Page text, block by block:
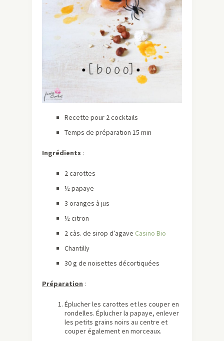
Recette pour 2 cocktails
Temps de préparation 15 min
Ingrédients :
2 carottes
½ papaye
3 oranges à jus
½ citron
2 càs. de sirop d’agave Casino Bio
Chantilly
30 g de noisettes décortiquées
Préparation :
Éplucher les carottes et les couper en
rondelles. Éplucher la papaye, enlever
les petits grains noirs au centre et
couper également en morceaux.